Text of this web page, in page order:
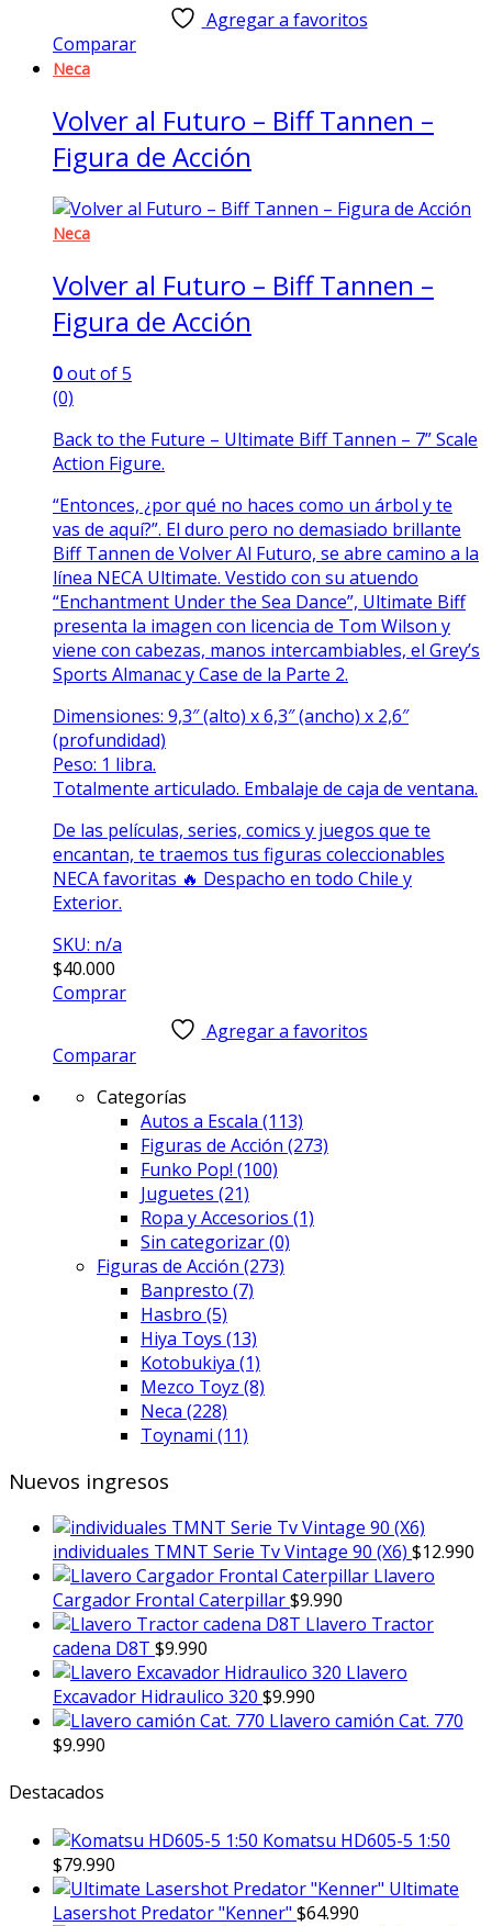
Agregar a favoritos
Comparar
Neca
Volver al Futuro – Biff Tannen –
Figura de Acción
Neca
Volver al Futuro – Biff Tannen –
Figura de Acción
0out of 5
(0)
Back to the Future – Ultimate Biff Tannen – 7” Scale
Action Figure.
“Entonces, ¿por qué no haces como un árbol y te
vas de aquí?”. El duro pero no demasiado brillante
Biff Tannen de Volver Al Futuro, se abre camino a la
línea NECA Ultimate. Vestido con su atuendo
“Enchantment Under the Sea Dance”, Ultimate Biff
presenta la imagen con licencia de Tom Wilson y
viene con cabezas, manos intercambiables, el Grey’s
Sports Almanac y Case de la Parte 2.
Dimensiones: 9,3″ (alto) x 6,3″ (ancho) x 2,6″
(profundidad)
Peso: 1 libra.
Totalmente articulado. Embalaje de caja de ventana.
De las películas, series, comics y juegos que te
encantan, te traemos tus figuras coleccionables
NECA favoritas 🔥 Despacho en todo Chile y
Exterior.
SKU: n/a
$40.000
Comprar
Agregar a favoritos
Comparar
Categorías
Autos a Escala (113)
Figuras de Acción (273)
Funko Pop! (100)
Juguetes (21)
Ropa y Accesorios (1)
Sin categorizar(0)
Figuras de Acción (273)
Banpresto (7)
Hasbro (5)
Hiya Toys (13)
Kotobukiya (1)
Mezco Toyz (8)
Neca (228)
Toynami (11)
Nuevos ingresos
individuales TMNT Serie Tv Vintage 90 (X6) $12.990
Llavero
Cargador Frontal Caterpillar$9.990
Llavero Tractor
cadena D8T $9.990
Llavero
Excavador Hidraulico 320 $9.990
Llavero camión Cat. 770
$9.990
Destacados
Komatsu HD605-5 1:50
$79.990
Ultimate
Lasershot Predator "Kenner" $64.990